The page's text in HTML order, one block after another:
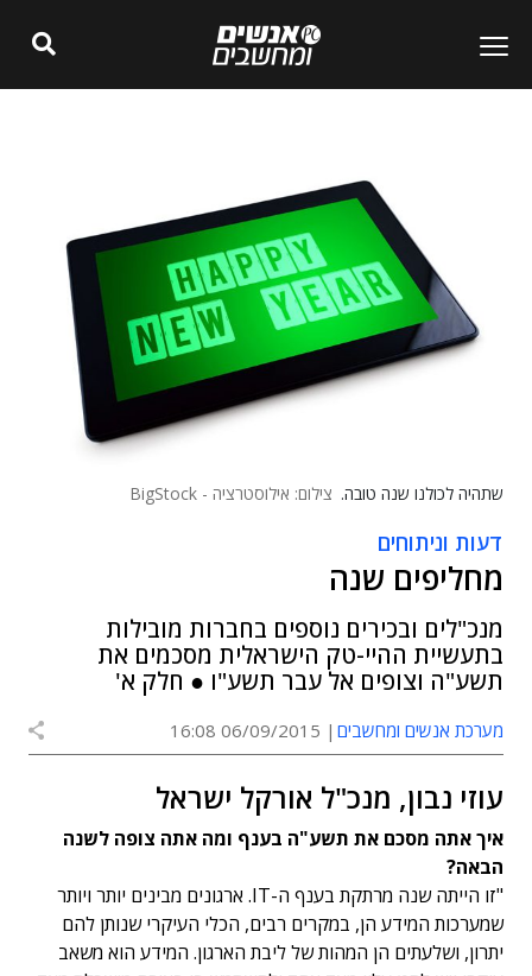
שתהיה לכולנו שנה טובה. צילום: אילוסטרציה - BigStock
דעות וניתוחים
מחליפים שנה
מנכ"לים ובכירים נוספים בחברות מובילות
בתעשיית ההיי-טק הישראלית מסכמים את
תשע"ה וצופים אל עבר תשע"ו ● חלק א'
מערכת אנשים ומחשבים 06/09/2015 16:08
עוזי נבון, מנכ"ל אורקל ישראל
איך אתה מסכם את תשע"ה בענף ומה אתה צופה לשנה
הבאה?
"זו הייתה שנה מרתקת בענף ה-IT. ארגונים מבינים יותר ויותר
שמערכות המידע הן, במקרים רבים, הכלי העיקרי שנותן להם
יתרון, ושלעתים הן המהות של ליבת הארגון. המידע הוא משאב